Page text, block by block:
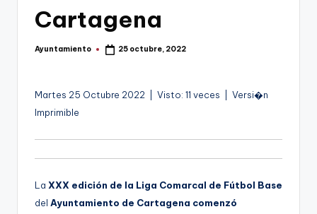
Cartagena
Publicado
Ayuntamiento 25 octubre, 2022
Martes 25 Octubre 2022 | Visto: 11 veces | Versi�n
Imprimible
La XXX edición de la Liga Comarcal de Fútbol Base
del Ayuntamiento de Cartagena comenzó